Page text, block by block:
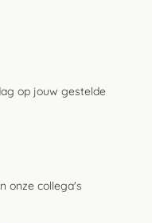
op jouw gestelde
onze collega's